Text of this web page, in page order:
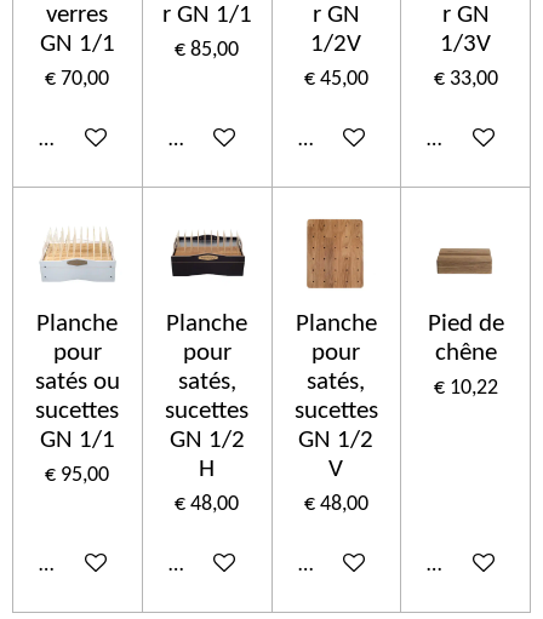
verres
GN 1/1
€ 70,00
In winkelwagen
r GN 1/1
€ 85,00
In winkelwagen
r GN
1/2V
€ 45,00
In winkelwagen
r GN
1/3V
€ 33,00
In
Planche
pour
satés ou
sucettes
GN 1/1
€ 95,00
In winkelwagen
Planche
pour
satés,
sucettes
GN 1/2
H
€ 48,00
In winkelwagen
Planche
pour
satés,
sucettes
GN 1/2
V
€ 48,00
In winkelwagen
Pied de
chêne
€ 10,22
In